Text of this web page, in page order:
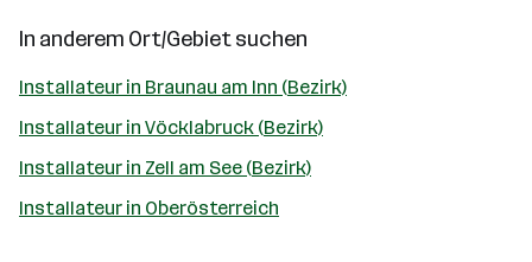
In anderem Ort/Gebiet suchen
Installateur in Braunau am Inn (Bezirk)
Installateur in Vöcklabruck (Bezirk)
Installateur in Zell am See (Bezirk)
Installateur in Oberösterreich